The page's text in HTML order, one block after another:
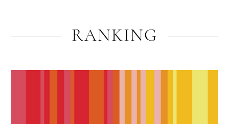
RANKING